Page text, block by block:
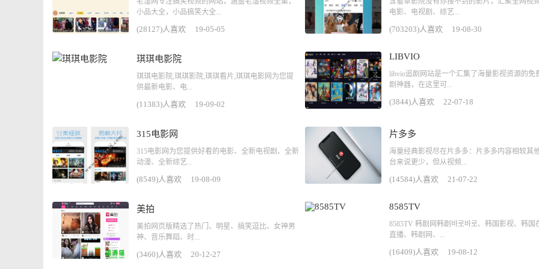
小品大全，小品搞笑大全...
(28127)人喜欢 19-05-05
电影、电视剧、综艺...
(703203)人喜欢 19-08-30
琪琪电影院
琪琪电影院,琪琪影院,琪琪看片,琪琪电影网为您提
供最新电影、电...
(11383)人喜欢 19-09-02
LIBVIO
libvio追剧网站是一个汇集了海量影视资源的免
剧神器，在这里可...
(3844)人喜欢 22-07-18
315电影网
315电影网为您提供好看的电影、全新电视剧、全新
动漫、全新综艺...
(8549)人喜欢 19-08-09
片多多
海量经典影视尽在片多多：片多多内容相较其
台来说更少，但从视频...
(14584)人喜欢 21-07-22
美拍
美拍网页版精选了热门、明星、搞笑逗比、女神男
神、音乐舞蹈、时...
(3460)人喜欢 20-12-27
8585TV
8585TV 韩剧网韩剧바로바로、韩国影视、韩国
直播、韩剧网、...
(16409)人喜欢 19-08-12